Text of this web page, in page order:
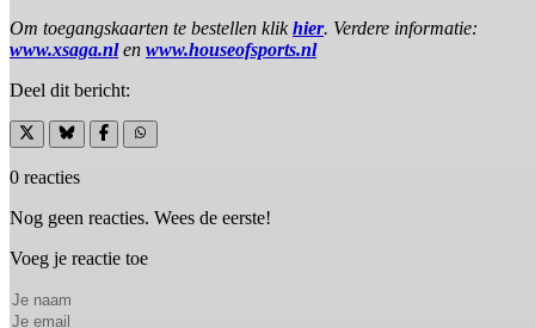
Om toegangskaarten te bestellen klikhier. Verdere informatie:
www.xsaga.nlen www.houseofsports.nl
Deel dit bericht:
0 reacties
Nog geen reacties. Wees de eerste!
Voeg je reactie toe